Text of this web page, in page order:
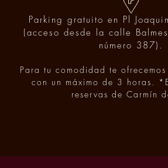
Parking gratuito en Pl
(acceso desde la calle
número 387).
Para tu comodidad te
con un máximo de 3 horas.
reservas de Carmín